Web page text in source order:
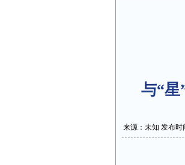
与“
来源：未知 发布